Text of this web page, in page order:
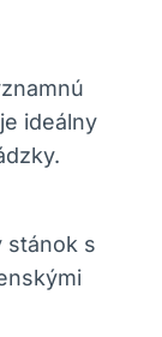
ideálny
stánok s